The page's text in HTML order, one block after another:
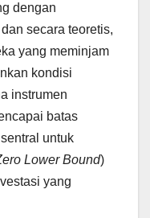
dengan
secara teoretis,
yang meminjam
kondisi
instrumen
batas
untuk
Lower Bound)
yang